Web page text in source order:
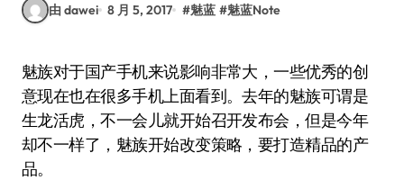
由 dawei 8 月 5, 2017 #魅蓝 #魅蓝Note
魅族对于国产手机来说影响非常大，一些优秀的创
意现在也在很多手机上面看到。去年的魅族可谓是
生龙活虎，不一会儿就开始召开发布会，但是今年
却不一样了，魅族开始改变策略，要打造精品的产
品。